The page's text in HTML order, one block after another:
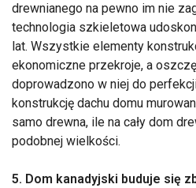
drewnianego na pewno im nie
technologia szkieletowa
lat. Wszystkie elementy
ekonomiczne przekroje, a
doprowadzono w niej do
konstrukcję dachu domu
samo drewna, ile na cały dom
podobnej wielkości.
5. Dom kanadyjski buduje się